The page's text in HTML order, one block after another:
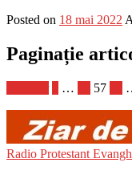
Posted on 18 mai 2022
Paginație
… 57
Radio Protestant